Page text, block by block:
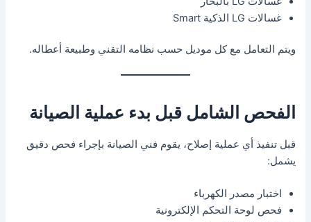
غسالات LG الذكية Smart
ويتم التعامل مع كل موديل حسب نظامه التقني وطبيعة أعطاله.
الفحص الشامل قبل بدء عملية الصيانة
قبل تنفيذ أي عملية إصلاح، يقوم فني الصيانة بإجراء فحص دقيق
يشمل:
اختبار مصدر الكهرباء
فحص لوحة التحكم الإلكترونية